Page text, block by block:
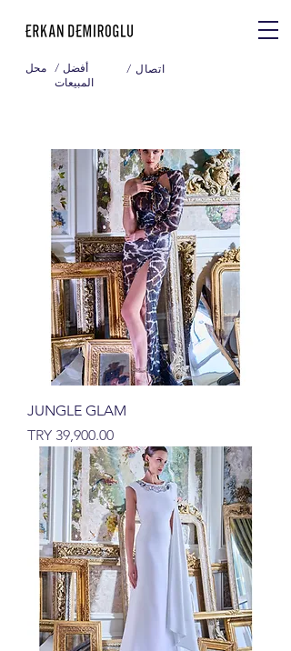
محل / أفضل
المبيعات
/ اتصال
JUNGLE GLAM
السعر